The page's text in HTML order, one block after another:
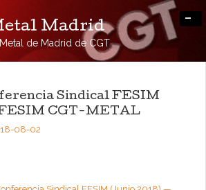
Madrid
de Madrid de CGT
-
Sindical FESIM
FESIM CGT-METAL
08-02